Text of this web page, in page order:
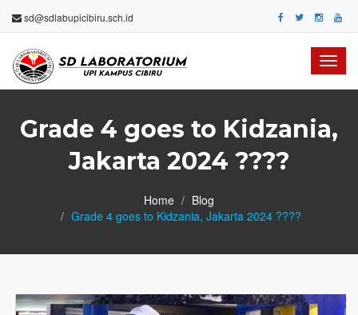
sd@sdlabupicibiru.sch.id
Grade 4 goes to Kidzania,
Jakarta 2024 ????
Home
Blog
Grade 4 goes to Kidzania, Jakarta 2024 ????